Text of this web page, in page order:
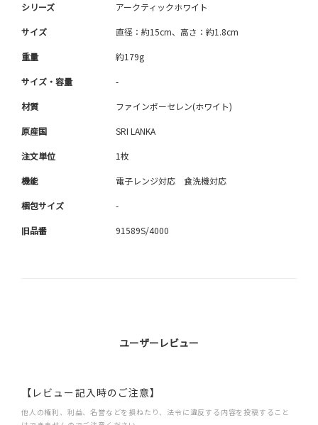
シリーズ アークティックホワイト
サイズ 直径：約15cm、高さ：約1.8cm
重量 約179g
サイズ・容量 -
材質 ファインポーセレン(ホワイト)
原産国 SRI LANKA
注文単位 1枚
機能 電子レンジ対応 食洗機対応
梱包サイズ -
旧品番 91589S/4000
ユーザーレビュー
【レビュー記入時のご注意】
他人の権利、利益、名誉などを損ねたり、法令に違反する内容を投稿すること